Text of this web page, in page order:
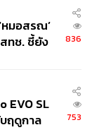
หมอสรณ’
ทช. ชี้ยัง
836
EVO SL
ฤดูกาล
753